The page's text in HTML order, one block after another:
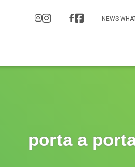
NEWS
porta a